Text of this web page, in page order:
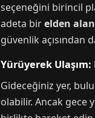
seçeneğini birincil
adeta birelden
güvenlik açısından
Yürüyerek
Gideceğiniz yer,
olabilir. Ancak gece